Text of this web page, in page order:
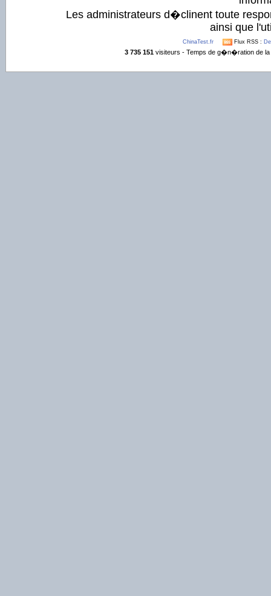
Les administrateurs d�clinent toute
ainsi que
ChinaTest.fr Flux RSS :
3 735 151visiteurs - Temps de g�n�ration de